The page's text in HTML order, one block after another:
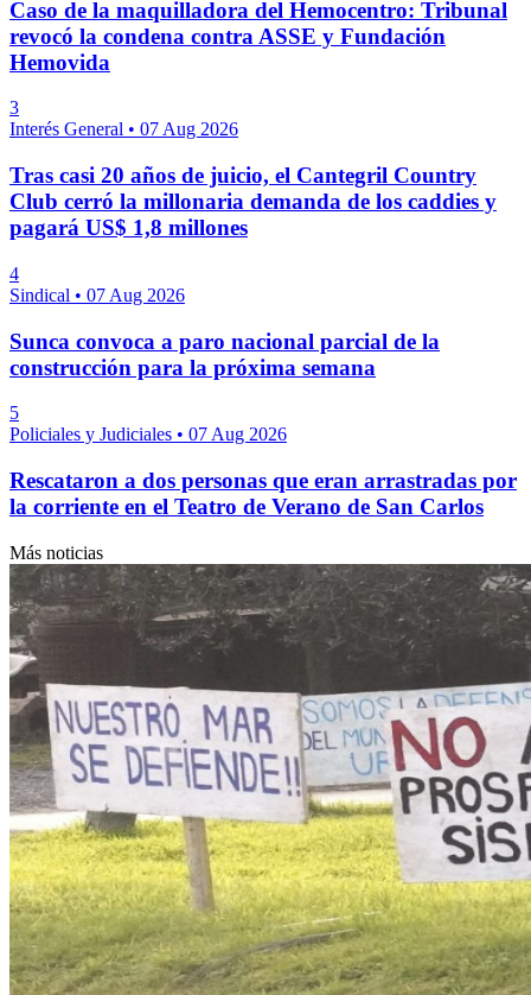
Caso de la maquilladora del Hemocentro: Tribunal
revocó la condena contra ASSE y Fundación
Hemovida
3
Interés General • 07 Aug 2026
Tras casi 20 años de juicio, el Cantegril Country
Club cerró la millonaria demanda de los caddies y
pagará US$ 1,8 millones
4
Sindical • 07 Aug 2026
Sunca convoca a paro nacional parcial de la
construcción para la próxima semana
5
Policiales y Judiciales • 07 Aug 2026
Rescataron a dos personas que eran arrastradas por
la corriente en el Teatro de Verano de San Carlos
Más noticias